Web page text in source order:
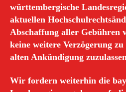
württembergische
aktuellen
Abschaffung aller Gebühren
keine weitere Verzögerung
alten Ankündigung
Wir fordern weiterhin die